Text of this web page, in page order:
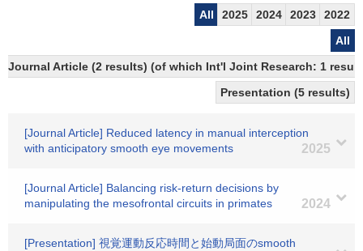
All 2025 2024 2023
2022
All
Journal Article (2 results) (of which Int'l Joint Research: 1
Presentation (5 results)
[Journal Article] Reduced latency in manual interception
with anticipatory smooth eye movements
2025
[Journal Article] Balancing risk-return decisions by
manipulating the mesofrontal circuits in primates
2024
[Presentation] 視覚運動反応時間と始動局面のsmooth